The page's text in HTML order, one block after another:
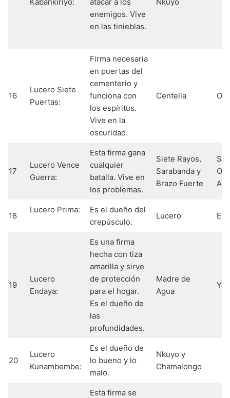
enemigos. Vive
en las tinieblas.
16
Lucero Siete
Puertas:
Firma necesaria
en puertas del
cementerio y
funciona con
los espíritus.
Vive en la
oscuridad.
Centella
17
Lucero Vence
Guerra:
Esta firma gana
cualquier
batalla. Vive en
los problemas.
Siete Rayos,
Sarabanda y
Brazo Fuerte
18
Lucero Prima:
Es el dueño del
crepúsculo.
Lucero
19
Lucero
Endaya:
Es una firma
hecha con tiza
amarilla y sirve
de protección
para el hogar.
Es el dueño de
las
profundidades.
Madre de
Agua
20
Lucero
Kunambembe:
Es el dueño de
lo bueno y lo
malo.
Nkuyo y
Chamalongo
Esta firma se